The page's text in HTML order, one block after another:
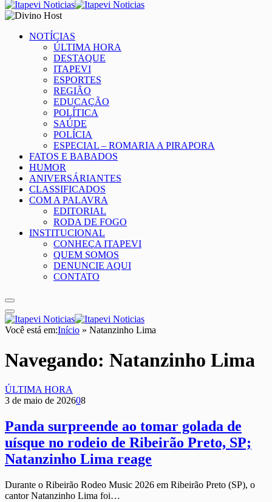
NOTÍCIAS
ÚLTIMA HORA
DESTAQUE
ITAPEVI
ESPORTES
REGIÃO
EDUCAÇÃO
POLÍTICA
SAÚDE
POLÍCIA
ESPECIAL – ROMARIA A PIRAPORA
FATOS E BABADOS
HUMOR
ANIVERSÁRIANTES
CLASSIFICADOS
COM A PALAVRA
EDITORIAL
RODA DE FOGO
INSTITUCIONAL
CONHEÇA ITAPEVI
QUEM SOMOS
DENUNCIE AQUI
CONTATO
Você está em:Início » Natanzinho Lima
Navegando: Natanzinho Lima
ÚLTIMA HORA
3 de maio de 202608
Panda surpreende ao tomar golada de
uísque no rodeio de Ribeirão Preto, SP;
Natanzinho Lima reage
Durante o Ribeirão Rodeo Music 2026 em Ribeirão Preto (SP), o
cantor Natanzinho Lima foi…